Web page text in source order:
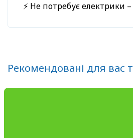
⚡ Не потребує електрики
Рекомендовані для вас